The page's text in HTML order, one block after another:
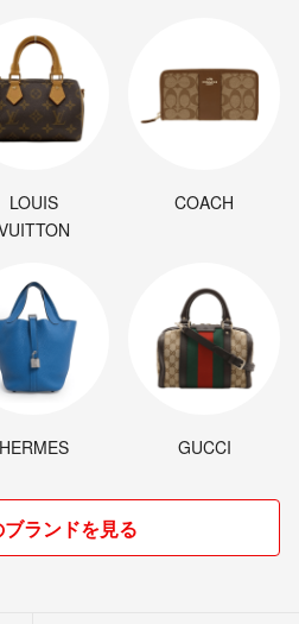
LOUIS
COACH
HERMES GUCCI
ランドを見る